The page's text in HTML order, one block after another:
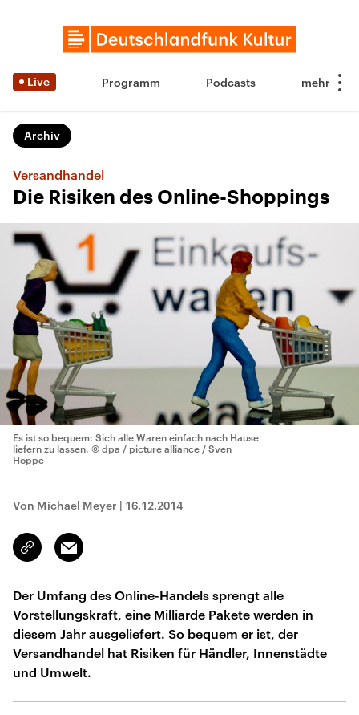
Live Programm Podcasts
Archiv
Versandhandel
Die Risiken des Online-Shoppings
Es ist so bequem: Sich alle Waren einfach nach Hause
liefern zu lassen. © dpa / picture alliance / Sven
Hoppe
Von Michael Meyer | 16.12.2014
Link
kopieren/teilen
Email
Der Umfang des Online-Handels sprengt alle
Vorstellungskraft, eine Milliarde Pakete werden in
diesem Jahr ausgeliefert. So bequem er ist, der
Versandhandel hat Risiken für Händler, Innenstädte
und Umwelt.